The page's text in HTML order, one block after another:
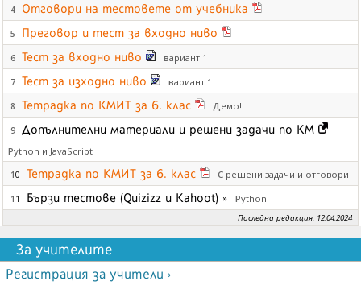
4 Отговори на тестовете от учебника
5 Преговор и тест за входно ниво
6 Тест за входно ниво вариант 1
7 Тест за изходно ниво вариант 1
8 Тетрадка по КМИТ за 6. клас Демо!
9 Допълнителни материали и решени задачи по КМ
Python и JavaScript
10 Тетрадка по КМИТ за 6. клас С решени задачи и отговори
11 Бързи тестове (Quizizz и Kahoot) » Python
Последна редакция: 12.04.2024
За учителите
Регистрация за учители ›